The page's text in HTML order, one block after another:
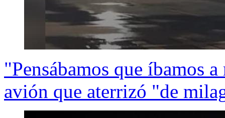
"Pensábamos que íbamos
avión que aterrizó "de